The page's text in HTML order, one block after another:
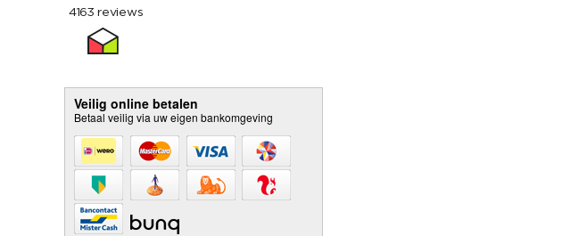
Veilig online betalen
Betaal veilig via uw eigen bankomgeving